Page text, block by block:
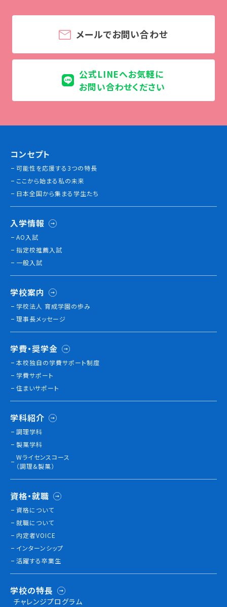
メールでお問い合わせ
公式LINEへお気軽に
お問い合わせください
コンセプト
可能性を応援する3つの特長
ここから始まる私の未来
日本全国から集まる学生たち
入学情報
AO入試
指定校推薦入試
一般入試
学校案内
学校法人 育成学園の歩み
理事長メッセージ
学費・奨学金
本校独⾃の学費サポート制度
学費サポート
住まいサポート
学科紹介
調理学科
製菓学科
Wライセンスコース
（調理&製菓）
資格・就職
資格について
就職について
内定者VOICE
インターンシップ
活躍する卒業生
学校の特長
チャレンジプログラム